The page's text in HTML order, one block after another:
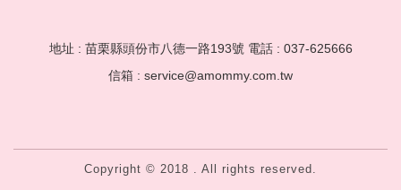
地址 : 苗栗縣頭份市八德一路193號 電話 : 037-625666
信箱 : service@amommy.com.tw
Copyright © 2018 . All rights reserved.